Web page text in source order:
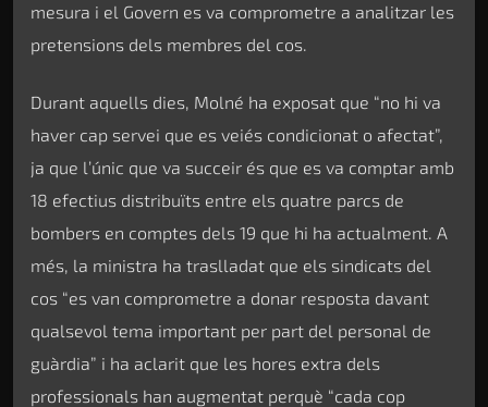
mesura i el Govern es va comprometre a analitzar les
pretensions dels membres del cos.
Durant aquells dies, Molné ha exposat que “no hi va
haver cap servei que es veiés condicionat o afectat”,
ja que l’únic que va succeir és que es va comptar amb
18 efectius distribuïts entre els quatre parcs de
bombers en comptes dels 19 que hi ha actualment. A
més, la ministra ha traslladat que els sindicats del
cos “es van comprometre a donar resposta davant
qualsevol tema important per part del personal de
guàrdia” i ha aclarit que les hores extra dels
professionals han augmentat perquè “cada cop